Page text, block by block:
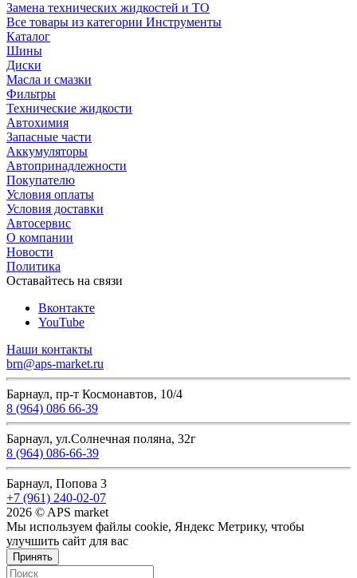
Замена технических жидкостей и ТО
Все товары из категории Инструменты
Каталог
Шины
Диски
Масла и смазки
Фильтры
Технические жидкости
Автохимия
Запасные части
Аккумуляторы
Автопринадлежности
Покупателю
Условия оплаты
Условия доставки
Автосервис
О компании
Новости
Политика
Оставайтесь на связи
Вконтакте
YouTube
Наши контакты
brn@aps-market.ru
Барнаул, пр-т Космонавтов, 10/4
8 (964) 086 66-39
Барнаул, ул.Солнечная поляна, 32г
8 (964) 086-66-39
Барнаул, Попова 3
+7 (961) 240-02-07
2026 © APS market
Мы используем файлы cookie, Яндекс Метрику, чтобы
улучшить сайт для вас
Принять